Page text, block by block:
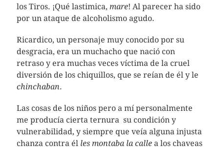
los Tiros. ¡Qué lastimica, mare! Al parecer ha sido
por un ataque de alcoholismo agudo.
Ricardico, un personaje muy conocido por su
desgracia, era un muchacho que nació con
retraso y era muchas veces víctima de la cruel
diversión de los chiquillos, que se reían de él y le
chinchaban.
Las cosas de los niños pero a mí personalmente
me producía cierta ternura su condición y
vulnerabilidad, y siempre que veía alguna injusta
chanza contra él les montaba la callea los chaveas